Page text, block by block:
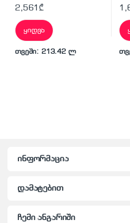
2,561₾
ყიდვა
თვეში: 213.42 ლ
ინფორმაცია
დამატებით
ჩემი ანგარიში